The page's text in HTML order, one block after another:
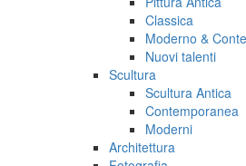
Classica
Moderno &
Nuovi talenti
Scultura
Scultura Antica
Contemporanea
Moderni
Architettura